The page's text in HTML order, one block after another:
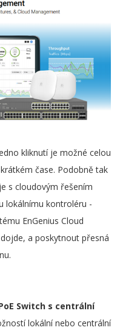
kliknutí je možné celou
čase. Podobně tak
s cloudovým řešením
lokálnímu kontroléru -
EnGenius Cloud
a poskytnout přesná
Switch s centrální
lokální nebo centrální